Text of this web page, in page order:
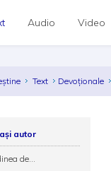
Audio Video
Text Devoționale
autor
de...